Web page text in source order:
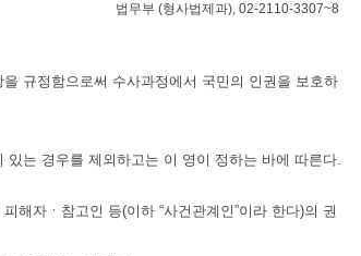
법무부 (형사법제과), 02-2110-3307~8
규정함으로써 수사과정에서 국민의 인권을 보호하
는 경우를 제외하고는 이 영이 정하는 바에 따른다.
해자ㆍ참고인 등(이하 “사건관계인”이라 한다)의 권